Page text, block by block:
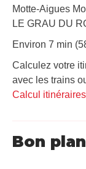
Motte-Aigues
LE GRAU DU
Environ 7 min
Calculez votre
avec les trains
Calcul
Bon plan